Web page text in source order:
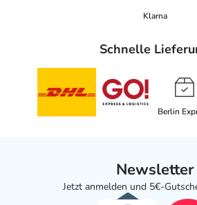
Klarna
Schnelle
Berlin
Newsletter
Jetzt anmelden und 5€-